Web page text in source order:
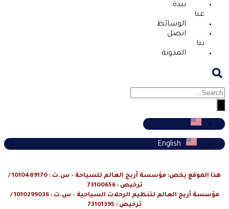
نبذة
عنا
الوسائط
اتصل
بنا
المدونة
English
هذا الموقع يخص: مؤسسة أريج العالم للسياحة – س.ت : 1010489170 /
ترخيص : 73100656
مؤسسة أريج العالم لتنظيم الرحلات السياحية – س.ت : 1010299036 /
ترخيص : 73101395